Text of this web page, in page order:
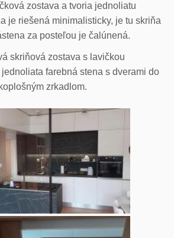
zostava a tvoria jednoliatu
je riešená minimalisticky, je tu skriňa
za posteľou je čalúnená.
skriňová zostava s lavičkou
farebná stena s dverami do
zrkadlom.